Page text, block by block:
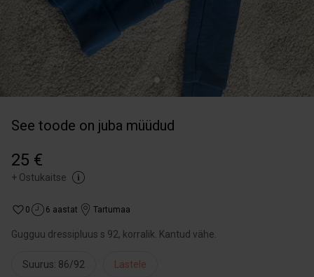
See toode on juba müüdud
25 €
+ Ostukaitse
0 6 aastat Tartumaa
Gugguu dressipluus s 92, korralik. Kantud vähe.
Suurus: 86/92 Lastele